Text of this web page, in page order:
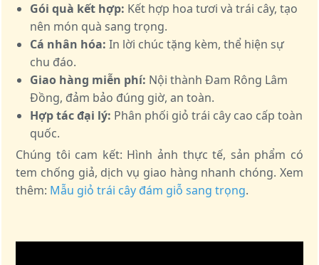
Gói quà kết hợp: Kết hợp hoa tươi và trái cây, tạo
nên món quà sang trọng.
Cá nhân hóa: In lời chúc tặng kèm, thể hiện sự
chu đáo.
Giao hàng miễn phí: Nội thành Đam Rông Lâm
Đồng, đảm bảo đúng giờ, an toàn.
Hợp tác đại lý: Phân phối giỏ trái cây cao cấp toàn
quốc.
Chúng tôi cam kết: Hình ảnh thực tế, sản phẩm có
tem chống giả, dịch vụ giao hàng nhanh chóng. Xem
thêm: Mẫu giỏ trái cây đám giỗ sang trọng.